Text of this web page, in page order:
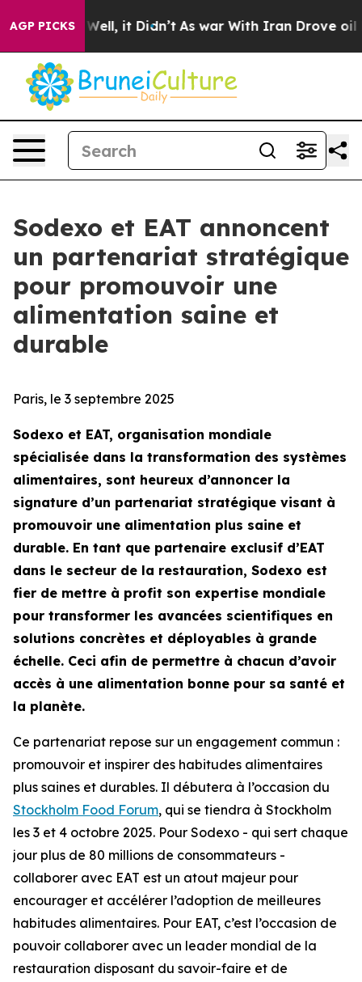
AGP PICKS
40%. Well, it Didn’t As war With Iran Drove oil
Sodexo et EAT annoncent
un partenariat stratégique
pour promouvoir une
alimentation saine et
durable
Paris, le 3 septembre 2025
Sodexo et EAT, organisation mondiale
spécialisée dans la transformation des systèmes
alimentaires, sont heureux d’annoncer la
signature d’un partenariat stratégique visant à
promouvoir une alimentation plus saine et
durable. En tant que partenaire exclusif d’EAT
dans le secteur de la restauration, Sodexo est
fier de mettre à profit son expertise mondiale
pour transformer les avancées scientifiques en
solutions concrètes et déployables à grande
échelle. Ceci afin de permettre à chacun d’avoir
accès à une alimentation bonne pour sa santé et
la planète.
Ce partenariat repose sur un engagement commun :
promouvoir et inspirer des habitudes alimentaires
plus saines et durables. Il débutera à l’occasion du
Stockholm Food Forum, qui se tiendra à Stockholm
les 3 et 4 octobre 2025. Pour Sodexo - qui sert chaque
jour plus de 80 millions de consommateurs -
collaborer avec EAT est un atout majeur pour
encourager et accélérer l’adoption de meilleures
habitudes alimentaires. Pour EAT, c’est l’occasion de
pouvoir collaborer avec un leader mondial de la
restauration disposant du savoir-faire et de